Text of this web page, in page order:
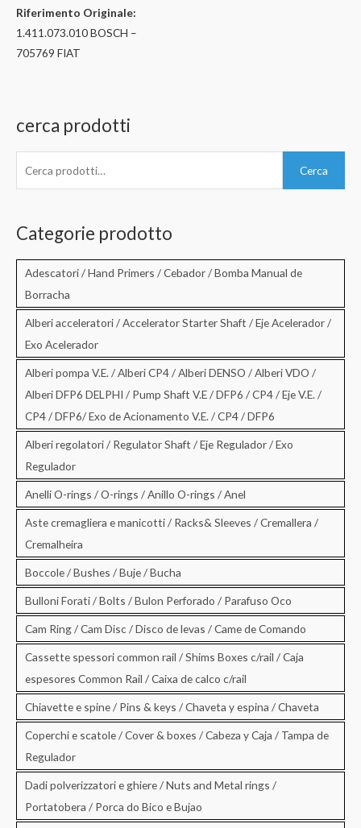
Riferimento Originale:
1.411.073.010 BOSCH –
705769 FIAT
cerca prodotti
c
Cerca
Categorie prodotto
Adescatori / Hand Primers / Cebador / Bomba Manual de
Borracha
Alberi acceleratori / Accelerator Starter Shaft / Eje Acelerador /
Exo Acelerador
Alberi pompa V.E. / Alberi CP4 / Alberi DENSO / Alberi VDO /
Alberi DFP6 DELPHI / Pump Shaft V.E / DFP6 / CP4 / Eje V.E. /
CP4 / DFP6/ Exo de Acionamento V.E. / CP4 / DFP6
Alberi regolatori / Regulator Shaft / Eje Regulador / Exo
Regulador
Anelli O-rings / O-rings / Anillo O-rings / Anel
Aste cremagliera e manicotti / Racks& Sleeves / Cremallera /
Cremalheira
Boccole / Bushes / Buje / Bucha
Bulloni Forati / Bolts / Bulon Perforado / Parafuso Oco
Cam Ring / Cam Disc / Disco de levas / Came de Comando
Cassette spessori common rail / Shims Boxes c/rail / Caja
espesores Common Rail / Caixa de calco c/rail
Chiavette e spine / Pins & keys / Chaveta y espina / Chaveta
Coperchi e scatole / Cover & boxes / Cabeza y Caja / Tampa de
Regulador
Dadi polverizzatori e ghiere / Nuts and Metal rings /
Portatobera / Porca do Bico e Bujao